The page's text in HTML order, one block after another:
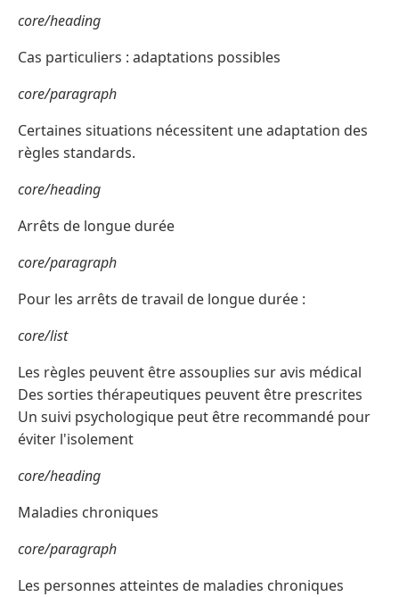
core/heading
Cas particuliers : adaptations possibles
core/paragraph
Certaines situations nécessitent une adaptation des
règles standards.
core/heading
Arrêts de longue durée
core/paragraph
Pour les arrêts de travail de longue durée :
core/list
Les règles peuvent être assouplies sur avis médical
Des sorties thérapeutiques peuvent être prescrites
Un suivi psychologique peut être recommandé pour
éviter l'isolement
core/heading
Maladies chroniques
core/paragraph
Les personnes atteintes de maladies chroniques